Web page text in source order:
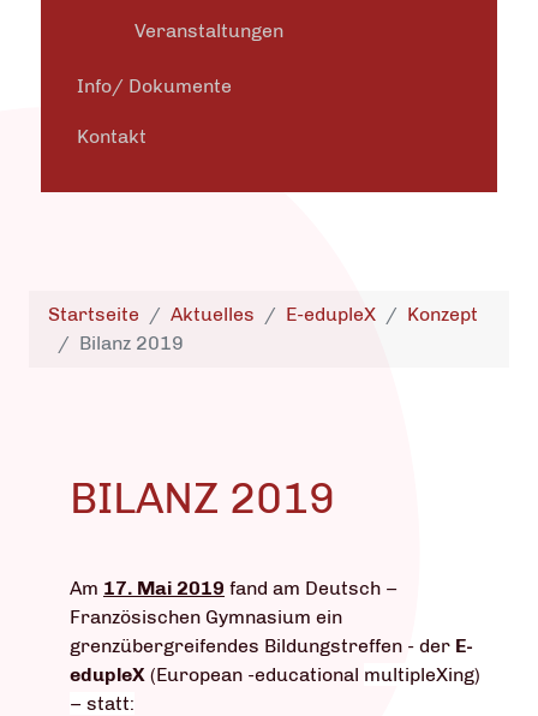
Veranstaltungen
Info/ Dokumente
Kontakt
Startseite Aktuelles E-edupleX
Konzept
Bilanz 2019
BILANZ 2019
Am 17. Mai 2019 fand am Deutsch –
Französischen Gymnasium ein
grenzübergreifendes Bildungstreffen - der E-
edupleX (European -educational multipleXing)
– statt: